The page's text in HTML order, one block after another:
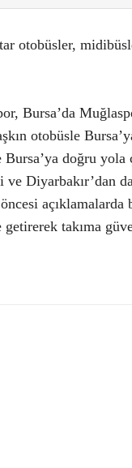
otobüsler,
Bursa’da
otobüsle
doğru yola
Diyarbakır’dan
açıklamalarda
getirerek takıma